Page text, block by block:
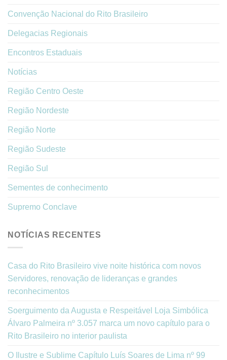
Convenção Nacional do Rito Brasileiro
Delegacias Regionais
Encontros Estaduais
Notícias
Região Centro Oeste
Região Nordeste
Região Norte
Região Sudeste
Região Sul
Sementes de conhecimento
Supremo Conclave
NOTÍCIAS RECENTES
Casa do Rito Brasileiro vive noite histórica com novos
Servidores, renovação de lideranças e grandes
reconhecimentos
Soerguimento da Augusta e Respeitável Loja Simbólica
Álvaro Palmeira nº 3.057 marca um novo capítulo para o
Rito Brasileiro no interior paulista
O Ilustre e Sublime Capítulo Luís Soares de Lima nº 99